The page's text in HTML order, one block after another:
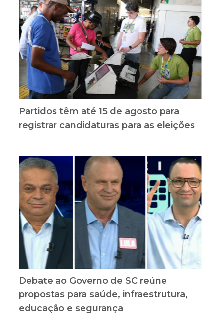
Partidos têm até 15 de agosto para
registrar candidaturas para as eleições
Debate ao Governo de SC reúne
propostas para saúde, infraestrutura,
educação e segurança